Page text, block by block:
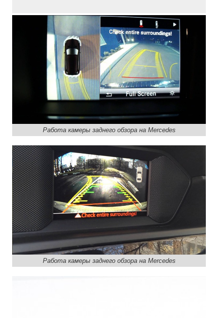
Работа камеры заднего обзора на Mercedes
Работа камеры заднего обзора на Mercedes